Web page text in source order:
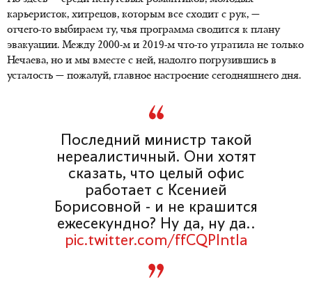
карьеристок, хитрецов, которым все сходит с рук, —
отчего-то выбираем ту, чья программа сводится к плану
эвакуации. Между 2000-м и 2019-м что-то утратила не только
Нечаева, но и мы вместе с ней, надолго погрузившись в
усталость — пожалуй, главное настроение сегодняшнего дня.
Последний министр такой
нереалистичный. Они хотят
сказать, что целый офис
работает с Ксенией
Борисовной - и не крашится
ежесекундно? Ну да, ну да..
pic.twitter.com/ffCQPIntIa